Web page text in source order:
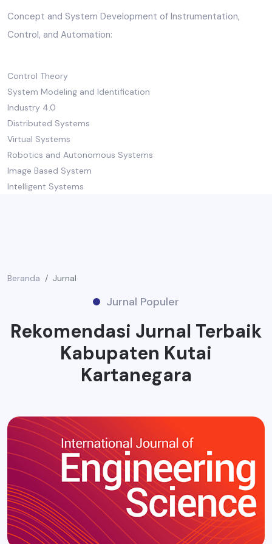
Concept and System Development of Instrumentation,
Control, and Automation:
Control Theory
System Modeling and Identification
Industry 4.0
Distributed Systems
Virtual Systems
Robotics and Autonomous Systems
Image Based System
Intelligent Systems
Beranda Jurnal
Jurnal Populer
Rekomendasi Jurnal Terbaik
Kabupaten Kutai
Kartanegara